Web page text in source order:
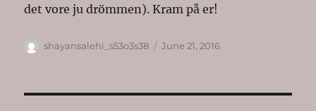
det vore ju drömmen). Kram på er!
Author
shayansalehi_s53o3s38
Posted
June 21, 2016